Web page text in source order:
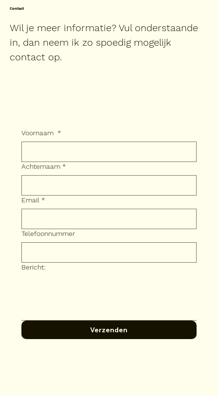
Contact
Wil je meer informatie? Vul onderstaande
in, dan neem ik zo spoedig mogelijk
contact op.
Voornaam *
Achternaam *
Email *
Telefoonnummer
Bericht:
Verzenden